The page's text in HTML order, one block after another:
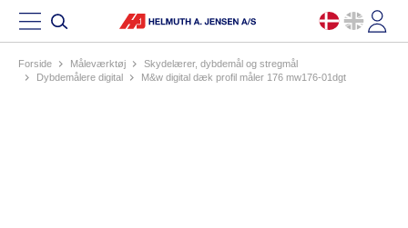
Forside måleværktøj
skydelærer, dybdemål og stregmål
dybdemålere digital
m&w digital dæk profil måler 176 mw176-01dgt